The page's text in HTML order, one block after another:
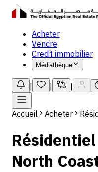
Acheter
Vendre
Credit immobilier
Médiathèque
Accueil Acheter
North